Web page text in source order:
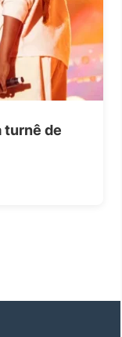
turnê de